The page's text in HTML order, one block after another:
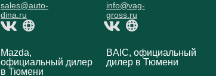
sales@auto-
dina.ru
info@vag-
gross.ru
Mazda,
официальный дилер
в Тюмени
BAIC, официальный
дилер в Тюмени